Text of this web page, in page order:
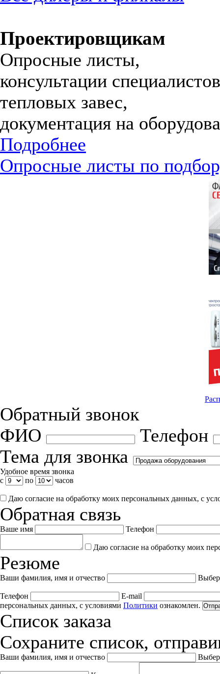
Проектировщикам
Опросные листы,
консультации
тепловых завес,
документация на
Подробнее
Опросные листы по
Обратный звонок
ФИО
Телефон
Тема для звонка
Удобное время звонка
с
по часов
Даю согласие на обработку моих персональных данных, с
Обратная связь
Ваше имя Телефон
Даю согласие на обработку моих
Резюме
Ваши фамилия, имя и отчество
Телефон
E-mail
персональных данных, с условиями Политики ознакомлен.
Список заказа
Сохраните список,
Ваши фамилия, имя и отчество